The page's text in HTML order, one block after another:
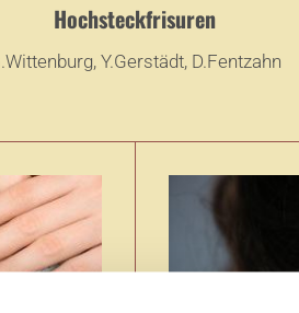
Hochsteckfrisuren
Y.Gerstädt, D.Fentzahn